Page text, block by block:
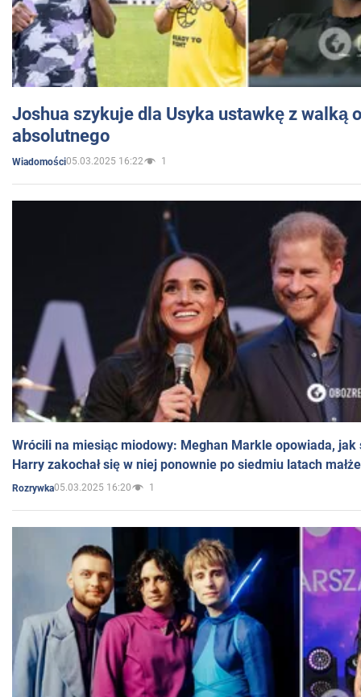
Joshua szykuje dla Usyka ustawkę z walką
absolutnego
Wiadomości05.03.2025 16:22 1
Wrócili na miesiąc miodowy: Meghan Markle opowiada, jak
Harry zakochał się w niej ponownie po siedmiu latach
Rozrywka05.03.2025 16:20 1